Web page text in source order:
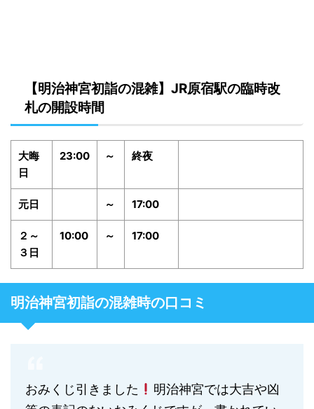
【明治神宮初詣の混雑】JR原宿駅の臨時改
札の開設時間
大晦
日
23:00 ～ 終夜
元日 ～ 17:00
２～
３日
10:00 ～ 17:00
明治神宮初詣の混雑時の口コミ
おみくじ引きました
明治神宮では大吉や凶